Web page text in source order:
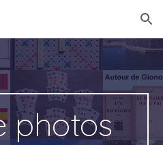
Skip to navigation
photos